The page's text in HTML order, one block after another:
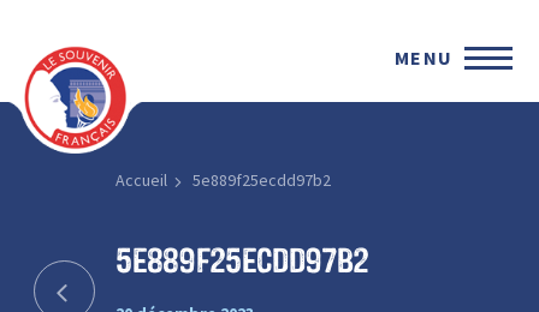
MENU
Accueil 5e889f25ecdd97b2
5e889f25ecdd97b2